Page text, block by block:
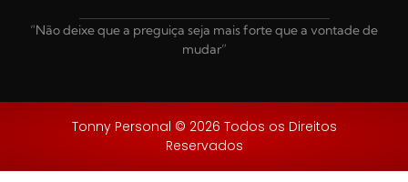
“Não deixe que a preguiça seja mais forte que a vontade de
mudar”
Tonny Personal © 2026 Todos os Direitos
Reservados